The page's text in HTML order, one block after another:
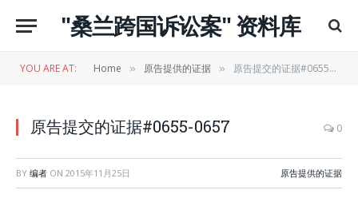
"桑兰跨国诉讼案" 资料库
YOU ARE AT: Home » 原告提供的证据 » 原告提交的证据#0655-0657
原告提交的证据#0655-0657 0
BY 编者 ON 2015年11月25日 原告提供的证据